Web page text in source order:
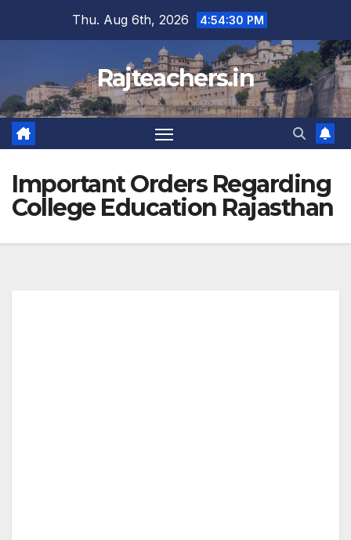
Thu. Aug 6th, 2026 4:54:30 PM
Rajteachers.in
Important Orders Regarding
College Education Rajasthan